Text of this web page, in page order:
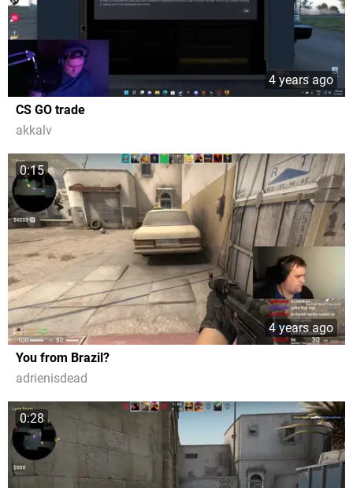
4 years ago
CS GO trade
akkalv
0:15
4 years ago
You from Brazil?
adrienisdead
0:28